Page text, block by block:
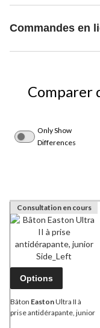
Commandes en
Comparer
Only Show
Differences
Consultation en cours
Options
Bâton EastonUltra II à
prise antidérapante, junior